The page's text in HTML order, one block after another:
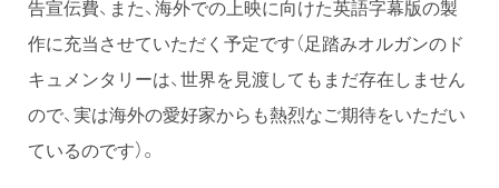
告宣伝費、また、海外での上映に向けた英語字幕版の製
作に充当させていただく予定です（足踏みオルガンのド
キュメンタリーは、世界を見渡してもまだ存在しません
ので、実は海外の愛好家からも熱烈なご期待をいただい
ているのです）。